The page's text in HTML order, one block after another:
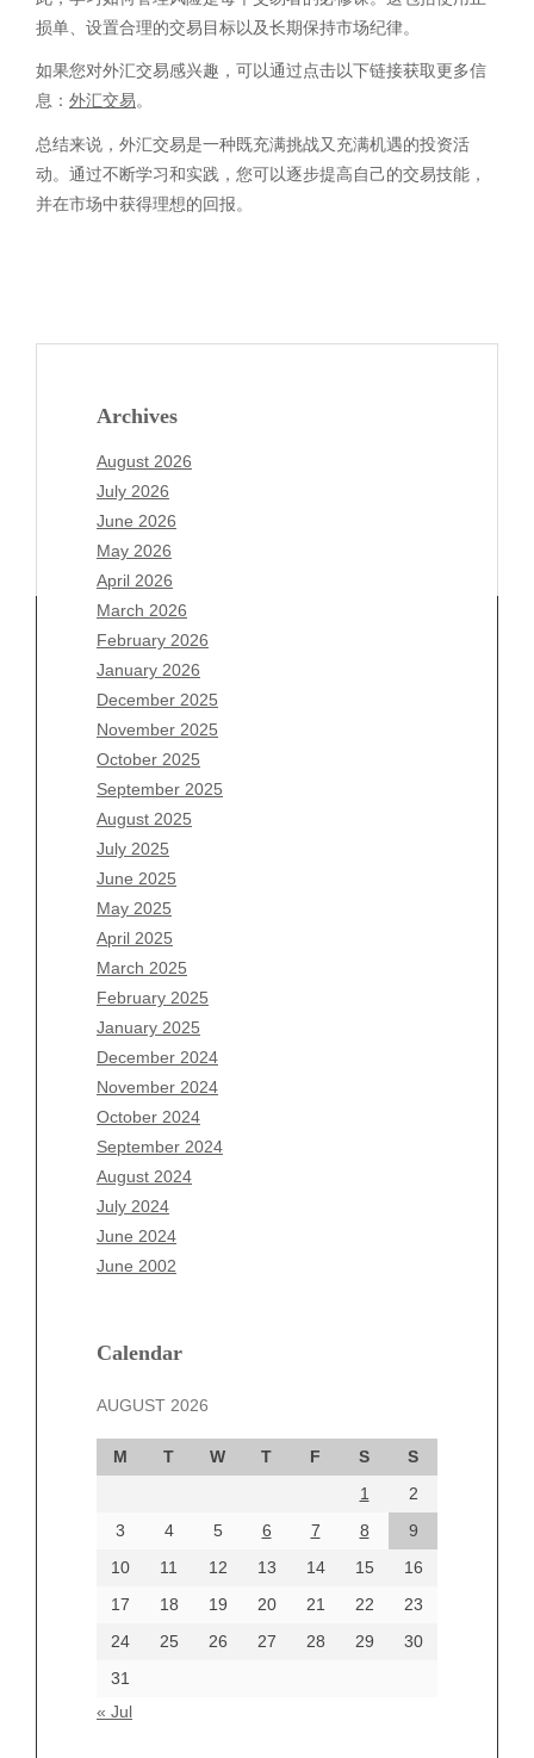
损单、设置合理的交易目标以及长期保持市场纪律。
如果您对外汇交易感兴趣，可以通过点击以下链接获取更多信
息： 外汇交易。
总结来说，外汇交易是一种既充满挑战又充满机遇的投资活
动。通过不断学习和实践，您可以逐步提高自己的交易技能，
并在市场中获得理想的回报。
Archives
August 2026
July 2026
June 2026
May 2026
April 2026
March 2026
February 2026
January 2026
December 2025
November 2025
October 2025
September 2025
August 2025
July 2025
June 2025
May 2025
April 2025
March 2025
February 2025
January 2025
December 2024
November 2024
October 2024
September 2024
August 2024
July 2024
June 2024
June 2002
Calendar
AUGUST 2026
M T W T F S
S
1
2
3
4 5 6 7 8
9
10
11 12 13 14 15
16
17
18 19 20 21 22
23
24
25 26 27 28 29
30
31
« Jul
Archives
August 2026
July 2026
June 2026
May 2026
April 2026
March 2026
February 2026
January 2026
December 2025
November 2025
October 2025
September 2025
August 2025
July 2025
June 2025
May 2025
April 2025
March 2025
December 2024
October 2024
September 2024
August 2024
June 2024
Categories
beauty